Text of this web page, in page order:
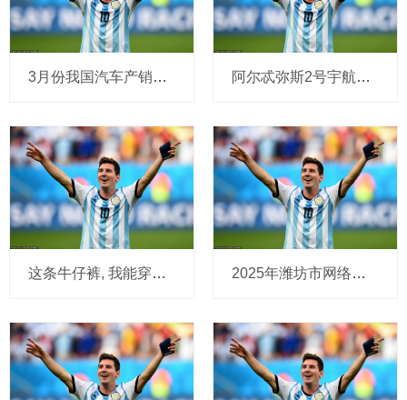
3月份我国汽车产销环比分别增长74.4%、60.6%——车市活跃度稳步提升 阿尔忒弥斯2号宇航员闯月球空间, 宇航员身份揭秘, 都大有来头
这条牛仔裤, 我能穿一辈子! 2025年潍坊市网络餐饮“互联网+明厨亮灶”试点工作正式启动